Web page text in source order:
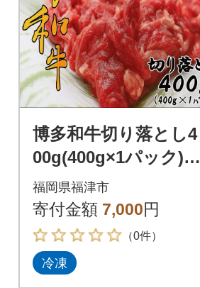
博多和牛切り落とし4
00g(400g×1パック)[H
2301]
福岡県福津市
寄付金額 7,000円
（0件）
冷凍